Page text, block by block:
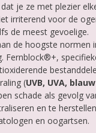
je ze met plezier
irriterend voor de
de meest gevoelige.
de hoogste normen
Fernblock®+,
(UVB, UVA,
schade als gevolg
en te
en oogartsen.